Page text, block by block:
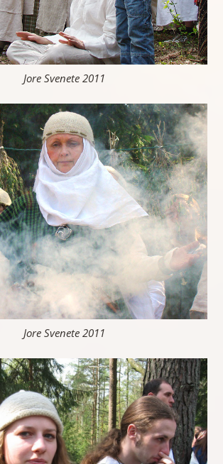
Jore Svenete 2011
Jore Svenete 2011